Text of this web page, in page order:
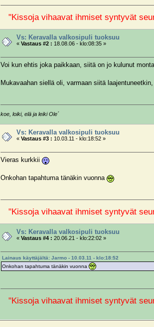
"Kissoja vihaavat ihmiset syntyvät
Vs: Keravalla valkosipuli tuoksuu
«Vastaus #2 : 18.08.06 - klo:08:35 »
Voi kun ehtis joka paikkaan, siitä on jo kulunut
Mukavaahan siellä oli, varmaan siitä
koe, loiki, elä ja leiki Ole´
Vs: Keravalla valkosipuli tuoksuu
«Vastaus #3 : 10.03.11 - klo:18:52 »
Vieras kurkkii
Onkohan tapahtuma tänäkin vuonna
"Kissoja vihaavat ihmiset syntyvät
Vs: Keravalla valkosipuli tuoksuu
«Vastaus #4 : 20.06.21 - klo:22:02 »
Lainaus käyttäjältä: Jarmo - 10.03.11 - klo:18:52
Onkohan tapahtuma tänäkin vuonna
"Kissoja vihaavat ihmiset syntyvät